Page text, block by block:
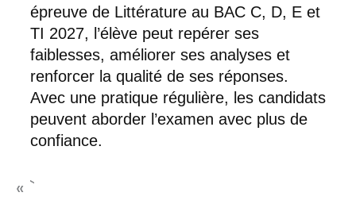
épreuve de Littérature au BAC C, D, E et
TI 2027, l’élève peut repérer ses
faiblesses, améliorer ses analyses et
renforcer la qualité de ses réponses.
Avec une pratique régulière, les candidats
peuvent aborder l’examen avec plus de
confiance.
« `